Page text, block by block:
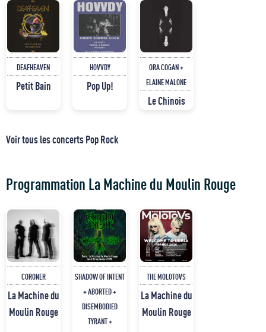
DEAFHEAVEN
Petit Bain
HOVVDY
Pop Up!
ORA COGAN +
ELAINE MALONE
Le Chinois
Voir tous les concerts Pop Rock
Programmation La Machine du Moulin Rouge
CORONER
La Machine du
Moulin Rouge
SHADOW OF INTENT
+ ABORTED +
DISEMBODIED
TYRANT +
THE MOLOTOVS
La Machine du
Moulin Rouge